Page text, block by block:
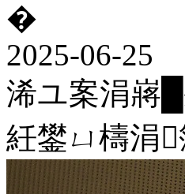
�
2025-06-25
浠ユ案涓嶈
紝鐢ㄩ檮涓